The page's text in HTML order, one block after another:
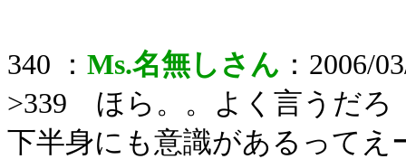
340 ： Ms.名無しさん ：2006/
>339 ほら。。よく言うだろ
下半身にも意識があるってえ